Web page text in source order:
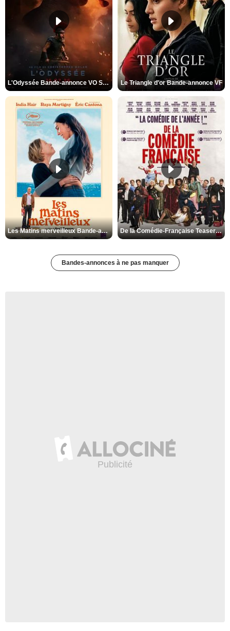
L'Odyssée Bande-annonce VO STFR Le Triangle d'or Bande-annonce VF
Les Matins merveilleux Bande-annonce VF De la Comédie-Française Teaser VF
Bandes-annonces à ne pas manquer